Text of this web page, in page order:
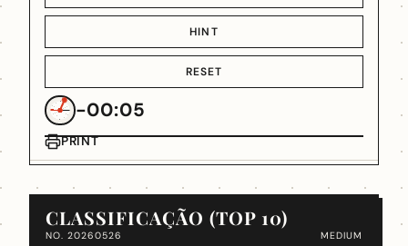
HINT
RESET
-00:05
PRINT
CLASSIFICAÇÃO (TOP 10)
NO. 20260526 MEDIUM